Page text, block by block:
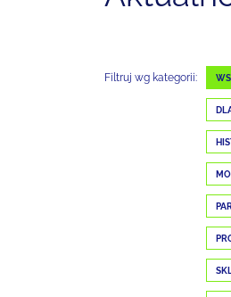
Filtruj wg kategorii: